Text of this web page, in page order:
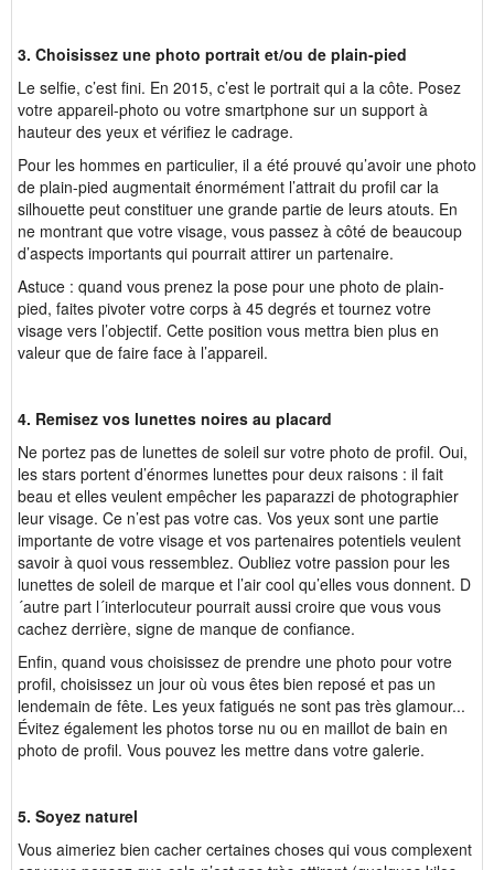
3. Choisissez une photo portrait et/ou de plain-pied
Le selfie, c’est fini. En 2015, c’est le portrait qui a la côte. Posez
votre appareil-photo ou votre smartphone sur un support à
hauteur des yeux et vérifiez le cadrage.
Pour les hommes en particulier, il a été prouvé qu’avoir une photo
de plain-pied augmentait énormément l’attrait du profil car la
silhouette peut constituer une grande partie de leurs atouts. En
ne montrant que votre visage, vous passez à côté de beaucoup
d’aspects importants qui pourrait attirer un partenaire.
Astuce : quand vous prenez la pose pour une photo de plain-
pied, faites pivoter votre corps à 45 degrés et tournez votre
visage vers l’objectif. Cette position vous mettra bien plus en
valeur que de faire face à l’appareil.
4. Remisez vos lunettes noires au placard
Ne portez pas de lunettes de soleil sur votre photo de profil. Oui,
les stars portent d’énormes lunettes pour deux raisons : il fait
beau et elles veulent empêcher les paparazzi de photographier
leur visage. Ce n’est pas votre cas. Vos yeux sont une partie
importante de votre visage et vos partenaires potentiels veulent
savoir à quoi vous ressemblez. Oubliez votre passion pour les
lunettes de soleil de marque et l’air cool qu’elles vous donnent. D
´autre part l´interlocuteur pourrait aussi croire que vous vous
cachez derrière, signe de manque de confiance.
Enfin, quand vous choisissez de prendre une photo pour votre
profil, choisissez un jour où vous êtes bien reposé et pas un
lendemain de fête. Les yeux fatigués ne sont pas très glamour...
Évitez également les photos torse nu ou en maillot de bain en
photo de profil. Vous pouvez les mettre dans votre galerie.
5. Soyez naturel
Vous aimeriez bien cacher certaines choses qui vous complexent